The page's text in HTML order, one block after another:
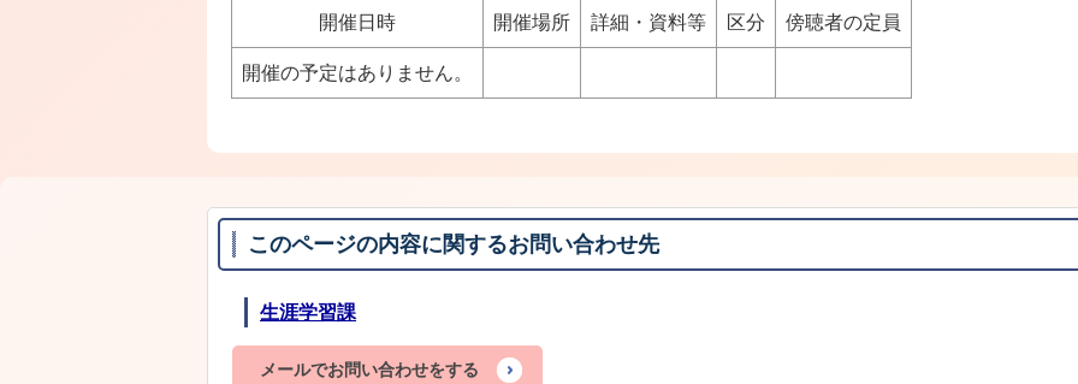
開催日時 開催場所 詳細・資料等 区分 傍聴者の定員
開催の予定はありません。
このページの内容に関するお問い合わせ先
生涯学習課
メールでお問い合わせをする